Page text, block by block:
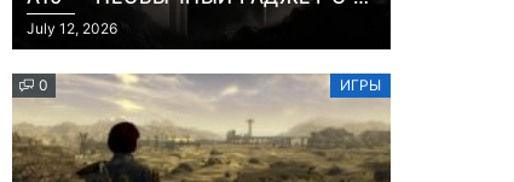
INK-ЭКРАНОМ И СЪЕМНОЙ LCD-
ПАНЕЛЬЮ ДЛЯ ЦВЕТНОГО
July 12, 2026
0 ИГРЫ